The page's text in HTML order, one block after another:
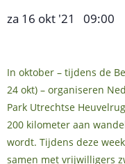
za 16 okt '21 09:00
In oktober – tijdens de
24 okt) – organiseren
Park Utrechtse
200 kilometer aan
wordt. Tijdens deze
samen met vrijwilligers